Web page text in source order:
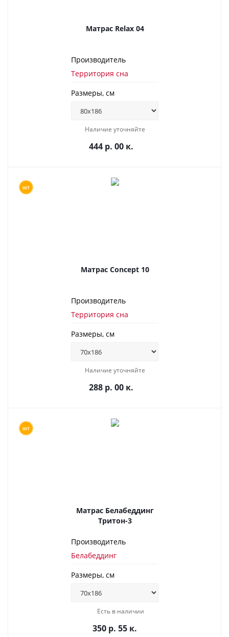
Матрас Relax 04
Производитель
Территория сна
Размеры, см
Наличие уточняйте
444 р. 00 к.
HIT
Матрас Concept 10
Производитель
Территория сна
Размеры, см
Наличие уточняйте
288 р. 00 к.
HIT
Матрас Белабеддинг
Тритон-3
Производитель
Белабеддинг
Размеры, см
Есть в наличии
350 р. 55 к.